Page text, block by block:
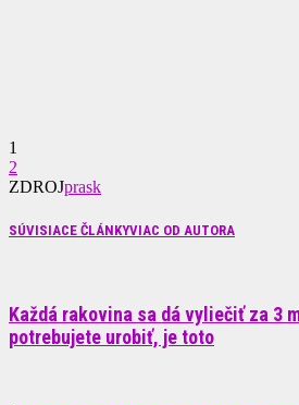
1
2
ZDROJprask
SÚVISIACE ČLÁNKYVIAC OD AUTORA
Každá rakovina sa dá vyliečiť za 3
potrebujete urobiť, je toto